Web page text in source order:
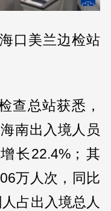
口美兰边检站
查总站获悉，
南出入境人员
长22.4%；其
万人次，同比
占出入境总人